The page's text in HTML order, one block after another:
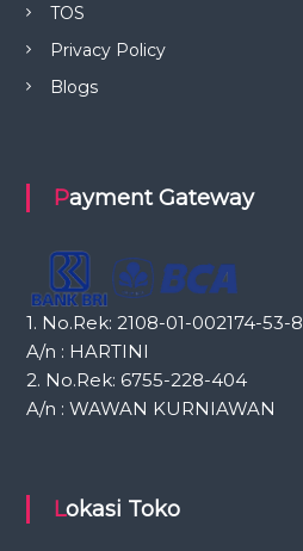
TOS
Privacy Policy
Blogs
Payment Gateway
1. No.Rek: 2108-01-002174-53-8
A/n : HARTINI
2. No.Rek: 6755-228-404
A/n : WAWAN KURNIAWAN
Lokasi Toko